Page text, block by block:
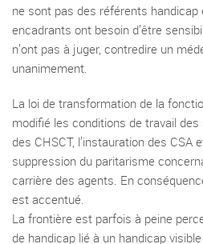
ne sont pas des référents
encadrants ont besoin d’être
n’ont pas à juger, contredire un
unanimement.
La loi de transformation de la
modifié les conditions de travail
des CHSCT, l’instauration des CSA
suppression du paritarisme
carrière des agents. En
est accentué.
La frontière est parfois à peine
de handicap lié à un handicap